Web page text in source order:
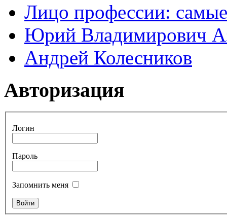
Лицо профессии:
Юрий Владимирович
Андрей Колесников
Авторизация
Логин
Пароль
Запомнить меня